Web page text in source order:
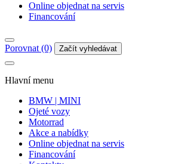
Online objednat na servis
Financování
Porovnat (0) Začít vyhledávat
Hlavní menu
BMW | MINI
Ojeté vozy
Motorrad
Akce a nabídky
Online objednat na servis
Financování